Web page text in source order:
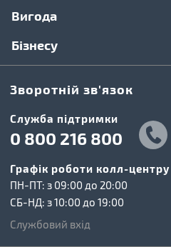
Вигода
Бізнесу
Зворотній зв'язок
Cлужба підтримки
0 800 216 800
Графік роботи колл-центру
ПН-ПТ: з 09:00 до 20:00
СБ-НД: з 10:00 до 19:00
Службовий вхід